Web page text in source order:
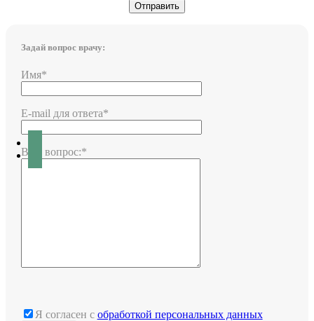
Задай вопрос врачу:
Имя*
E-mail для ответа*
Ваш вопрос:*
Я согласен с обработкой персональных данных